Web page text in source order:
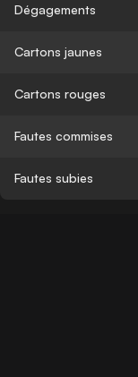
Dégagements
Cartons jaunes
Cartons rouges
Fautes commises
Fautes subies